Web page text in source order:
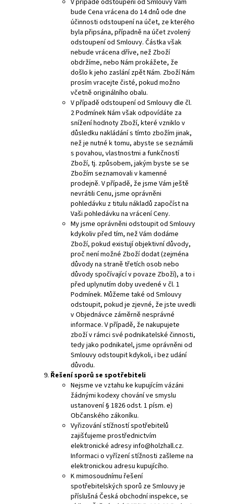
V případě odstoupení od Smlouvy Vám
bude Cena vrácena do 14 dnů ode dne
účinnosti odstoupení na účet, ze kterého
byla připsána, případně na účet zvolený
odstoupení od Smlouvy. Částka však
nebude vrácena dříve, než Zboží
obdržíme, nebo Nám prokážete, že
došlo k jeho zaslání zpět Nám. Zboží Nám
prosím vracejte čisté, pokud možno
včetně originálního obalu.
V případě odstoupení od Smlouvy dle čl.
2 Podmínek Nám však odpovídáte za
snížení hodnoty Zboží, které vzniklo v
důsledku nakládání s tímto zbožím jinak,
než je nutné k tomu, abyste se seznámili
s povahou, vlastnostmi a funkčností
Zboží, tj. způsobem, jakým byste se se
Zbožím seznamovali v kamenné
prodejně. V případě, že jsme Vám ještě
nevrátili Cenu, jsme oprávněni
pohledávku z titulu nákladů započíst na
Vaši pohledávku na vrácení Ceny.
My jsme oprávněni odstoupit od Smlouvy
kdykoliv před tím, než Vám dodáme
Zboží, pokud existují objektivní důvody,
proč není možné Zboží dodat (zejména
důvody na straně třetích osob nebo
důvody spočívající v povaze Zboží), a to i
před uplynutím doby uvedené v čl. 1
Podmínek. Můžeme také od Smlouvy
odstoupit, pokud je zjevné, že jste uvedli
v Objednávce záměrně nesprávné
informace. V případě, že nakupujete
zboží v rámci své podnikatelské činnosti,
tedy jako podnikatel, jsme oprávněni od
Smlouvy odstoupit kdykoli, i bez udání
důvodu.
Řešení sporů se spotřebiteli
Nejsme ve vztahu ke kupujícím vázáni
žádnými kodexy chování ve smyslu
ustanovení § 1826 odst. 1 písm. e)
Občanského zákoníku.
Vyřizování stížností spotřebitelů
zajišťujeme prostřednictvím
elektronické adresy info@holzhall.cz.
Informaci o vyřízení stížnosti zašleme na
elektronickou adresu kupujícího.
K mimosoudnímu řešení
spotřebitelských sporů ze Smlouvy je
příslušná Česká obchodní inspekce, se